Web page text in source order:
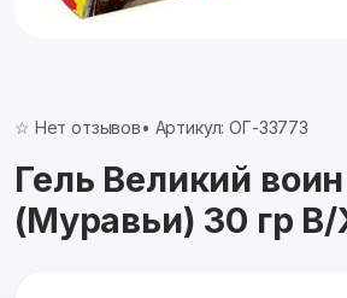
☆ Нет отзывов• Артикул: ОГ-33773
Гель Великий воин
(Муравьи) 30 гр В/